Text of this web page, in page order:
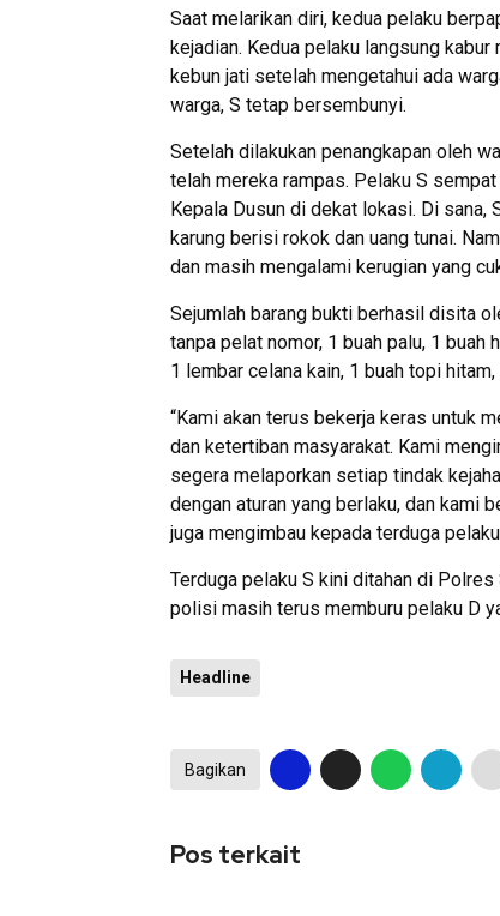
Saat melarikan diri, kedua pelaku
kejadian. Kedua pelaku langsung
kebun jati setelah mengetahui ada
warga, S tetap bersembunyi.
Setelah dilakukan penangkapan oleh
telah mereka rampas. Pelaku S
Kepala Dusun di dekat lokasi. Di sana,
karung berisi rokok dan uang tunai.
dan masih mengalami kerugian yang
Sejumlah barang bukti berhasil disita
tanpa pelat nomor, 1 buah palu, 1
1 lembar celana kain, 1 buah topi
“Kami akan terus bekerja keras untuk
dan ketertiban masyarakat. Kami
segera melaporkan setiap tindak
dengan aturan yang berlaku, dan kami
juga mengimbau kepada terduga
Terduga pelaku S kini ditahan di
polisi masih terus memburu pelaku D
Headline
Bagikan
Pos terkait